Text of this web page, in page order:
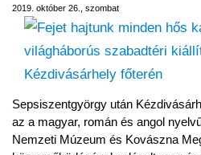
2019. október 26., szombat
Sepsiszentgyörgy után
az a magyar, román és angol
Nemzeti Múzeum és Kovászna